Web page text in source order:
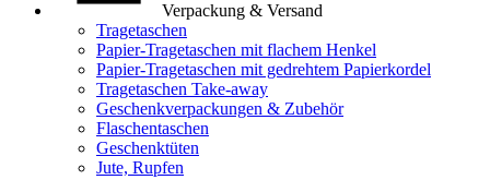
Verpackung & Versand
Tragetaschen
Papier-Tragetaschen mit flachem Henkel
Papier-Tragetaschen mit gedrehtem Papierkordel
Tragetaschen Take-away
Geschenkverpackungen & Zubehör
Flaschentaschen
Geschenktüten
Jute, Rupfen